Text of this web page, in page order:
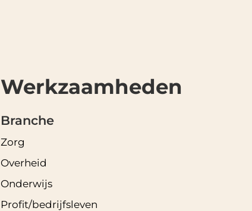
Werkzaamheden
Branche
Zorg
Overheid
Onderwijs
Profit/bedrijfsleven